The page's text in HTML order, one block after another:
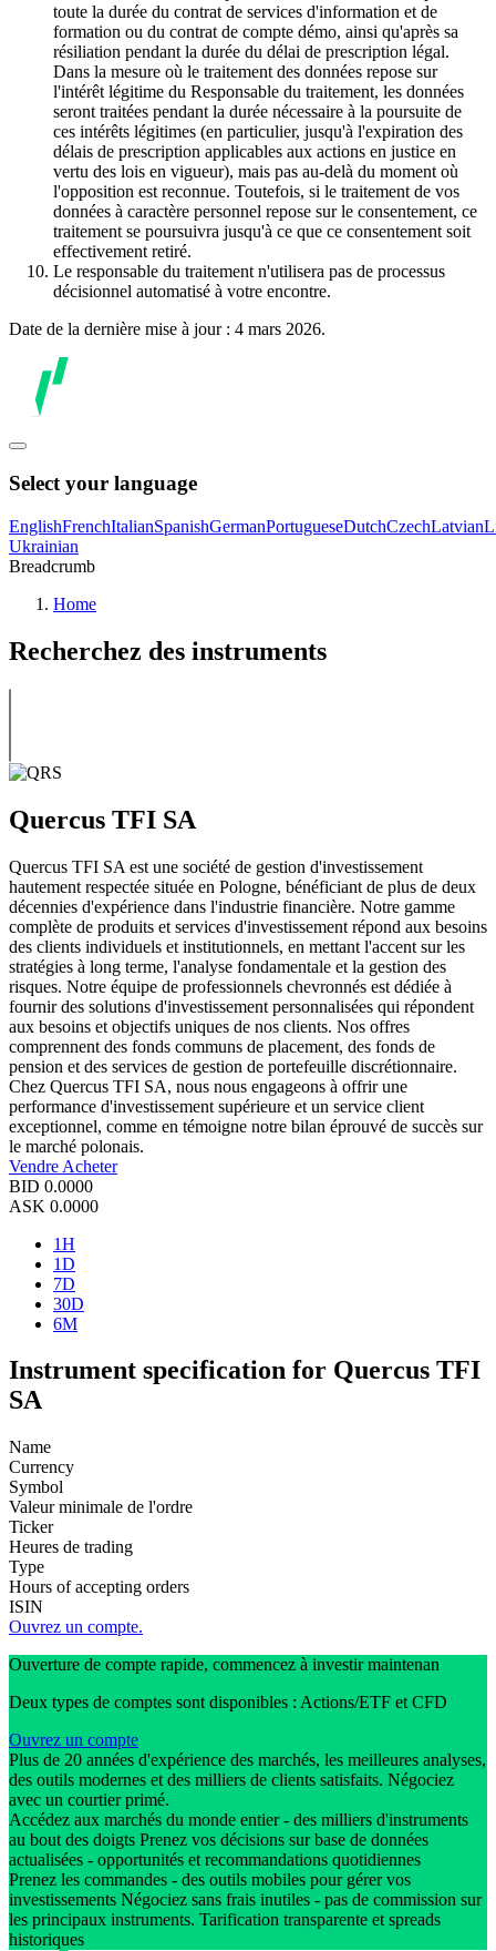
toute la durée du contrat de services d'information et de
formation ou du contrat de compte démo, ainsi qu'après sa
résiliation pendant la durée du délai de prescription légal.
Dans la mesure où le traitement des données repose sur
l'intérêt légitime du Responsable du traitement, les données
seront traitées pendant la durée nécessaire à la poursuite de
ces intérêts légitimes (en particulier, jusqu'à l'expiration des
délais de prescription applicables aux actions en justice en
vertu des lois en vigueur), mais pas au-delà du moment où
l'opposition est reconnue. Toutefois, si le traitement de vos
données à caractère personnel repose sur le consentement, ce
traitement se poursuivra jusqu'à ce que ce consentement soit
effectivement retiré.
Le responsable du traitement n'utilisera pas de processus
décisionnel automatisé à votre encontre.
Date de la dernière mise à jour : 4 mars 2026.
Select your language
EnglishFrenchItalianSpanishGermanPortugueseDutchCzechLatvian
Ukrainian
Breadcrumb
Home
Recherchez des instruments
Quercus TFI SA
Quercus TFI SA est une société de gestion d'investissement
hautement respectée située en Pologne, bénéficiant de plus de deux
décennies d'expérience dans l'industrie financière. Notre gamme
complète de produits et services d'investissement répond aux besoins
des clients individuels et institutionnels, en mettant l'accent sur les
stratégies à long terme, l'analyse fondamentale et la gestion des
risques. Notre équipe de professionnels chevronnés est dédiée à
fournir des solutions d'investissement personnalisées qui répondent
aux besoins et objectifs uniques de nos clients. Nos offres
comprennent des fonds communs de placement, des fonds de
pension et des services de gestion de portefeuille discrétionnaire.
Chez Quercus TFI SA, nous nous engageons à offrir une
performance d'investissement supérieure et un service client
exceptionnel, comme en témoigne notre bilan éprouvé de succès sur
le marché polonais.
Vendre Acheter
BID 0.0000
ASK 0.0000
1H
1D
7D
30D
6M
Instrument specification for Quercus TFI
SA
Name
Currency
Symbol
Valeur minimale de l'ordre
Ticker
Heures de trading
Type
Hours of accepting orders
ISIN
Ouvrez un compte.
Ouverture de compte rapide, commencez à investir maintenan
Deux types de comptes sont disponibles : Actions/ETF et CFD
Ouvrez un compte
Plus de 20 années d'expérience des marchés, les meilleures analyses,
des outils modernes et des milliers de clients satisfaits. Négociez
avec un courtier primé.
Accédez aux marchés du monde entier - des milliers d'instruments
au bout des doigts Prenez vos décisions sur base de données
actualisées - opportunités et recommandations quotidiennes
Prenez les commandes - des outils mobiles pour gérer vos
investissements Négociez sans frais inutiles - pas de commission sur
les principaux instruments. Tarification transparente et spreads
historiques